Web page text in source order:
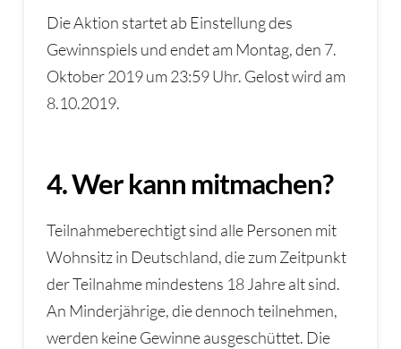
Die Aktion startet ab Einstellung des
Gewinnspiels und endet am Montag, den 7.
Oktober 2019 um 23:59 Uhr. Gelost wird am
8.10.2019.
4. Wer kann mitmachen?
Teilnahmeberechtigt sind alle Personen mit
Wohnsitz in Deutschland, die zum Zeitpunkt
der Teilnahme mindestens 18 Jahre alt sind.
An Minderjährige, die dennoch teilnehmen,
werden keine Gewinne ausgeschüttet. Die